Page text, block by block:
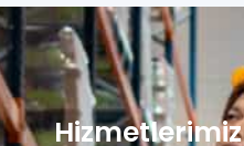
Hizmetlerimiz